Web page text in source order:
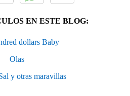
EN ESTE BLOG:
dollars Baby
Olas
y otras maravillas